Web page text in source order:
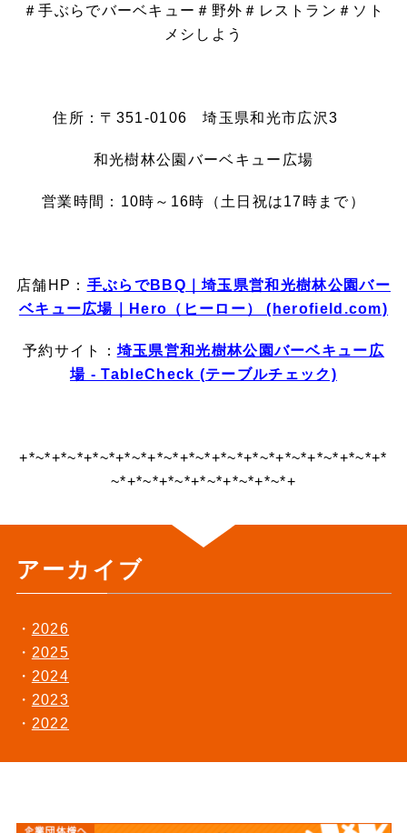
＃手ぶらでバーベキュー＃野外＃レストラン＃ソト
メシしよう
住所：〒351-0106 埼玉県和光市広沢3
和光樹林公園バーベキュー広場
営業時間：10時～16時（土日祝は17時まで）
店舗HP： 手ぶらでBBQ｜埼玉県営和光樹林公園バー
ベキュー広場｜Hero（ヒーロー） (herofield.com)
予約サイト： 埼玉県営和光樹林公園バーベキュー広
場 - TableCheck (テーブルチェック)
+*~*+*~*+*~*+*~*+*~*+*~*+*~*+*~*+*~*+*~*+*~*+*
~*+*~*+*~*+*~*+*~*+*~*+
アーカイブ
2026
2025
2024
2023
2022